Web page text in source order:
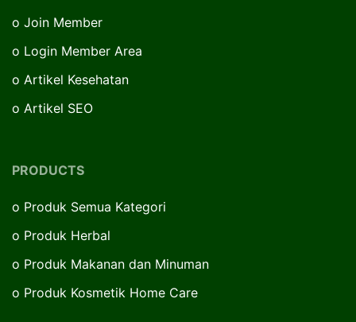
o Join Member
o Login Member Area
o Artikel Kesehatan
o Artikel SEO
PRODUCTS
o Produk Semua Kategori
o Produk Herbal
o Produk Makanan dan Minuman
o Produk Kosmetik Home Care